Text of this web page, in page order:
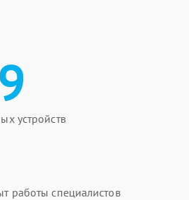
устройств
работы специалистов